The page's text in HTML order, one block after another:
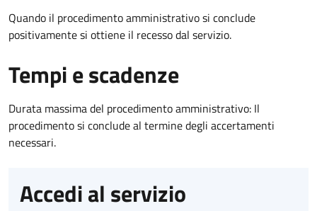
Quando il procedimento amministrativo si conclude
positivamente si ottiene il recesso dal servizio.
Tempi e scadenze
Durata massima del procedimento amministrativo: Il
procedimento si conclude al termine degli accertamenti
necessari.
Accedi al servizio